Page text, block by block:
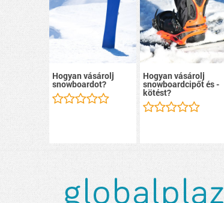
Hogyan vásárolj
snowboardot?
Hogyan vásárolj
snowboardcipőt és -
kötést?